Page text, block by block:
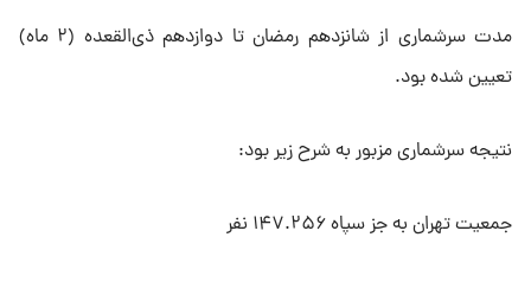
مدت سرشماری از شانزدهم رمضان تا دوازدهم ذی‌القعده (۲ ماه)
تعیین شده بود.
نتیجه سرشماری مزبور به شرح زیر بود:
جمعیت تهران به جز سپاه ۱۴۷.۲۵۶ نفر